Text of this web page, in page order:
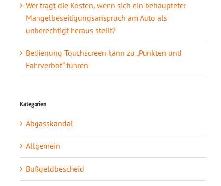
Wer trägt die Kosten, wenn sich ein behaupteter
Mangelbeseitigungsanspruch am Auto als
unberechtigt heraus stellt?
Bedienung Touchscreen kann zu „Punkten und
Fahrverbot“ führen
Kategorien
Abgasskandal
Allgemein
Bußgeldbescheid